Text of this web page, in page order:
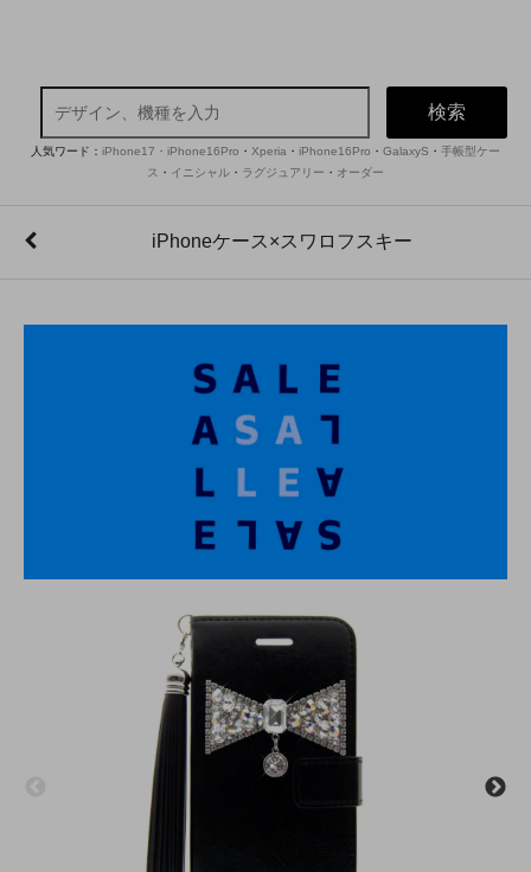
検索
人気ワード： iPhone17・iPhone16Pro ・ Xperia ・ iPhone16Pro ・ GalaxyS ・ 手帳型ケー
ス ・ イニシャル ・ ラグジュアリー ・ オーダー
iPhoneケース×スワロフスキー